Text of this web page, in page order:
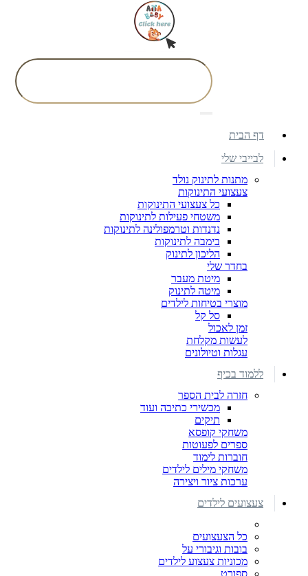
דף הבית
לבייבי שלי
מתנות לתינוק נולד
צעצועי התינוקות
כל צעצועי התינוקות
משטחי פעילות לתינוקות
נדנדות וטרמפולינה לתינוקות
בימבה לתינוקות
הליכון לתינוק
בחדר שלי
מיטת מעבר
מיטה לתינוק
מוצרי בטיחות לילדים
סל קל
זמן לאכול
לעשות מקלחת
עגלות וטיולונים
ללמוד בכיף
חזרה לבית הספר
מכשירי כתיבה ועוד
תיקים
משחקי קופסא
ספרים לפעוטות
חוברות לימוד
משחקי מילים לילדים
ערכות ציור ויצירה
צעצועים לילדים
כל הצעצועים
בובות וגיבורי על
מכוניות צעצוע לילדים
ספורט